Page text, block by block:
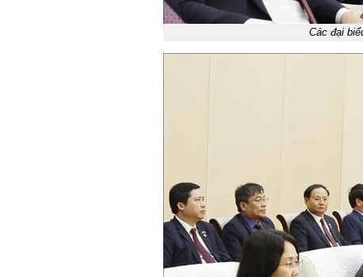
Các đại